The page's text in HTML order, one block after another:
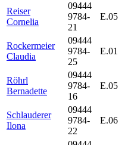
Reiser
Cornelia
09444
9784-
21
E.05
Rockermeier
Claudia
09444
9784-
25
E.01
Röhrl
Bernadette
09444
9784-
16
E.05
Schlauderer
Ilona
09444
9784-
22
E.06